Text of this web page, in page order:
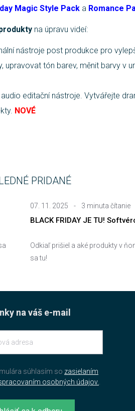
Magic Style Pack a Romance
na úpravu videí:
nástroje post produkce pro
tón barev, měnit barvy v
editační nástroje. Vytvářejte
NOVÉ
PRIDANÉ
07. 11. 2025 - 3 minuta čítanie
BLACK FRIDAY JE TU!
Odkiaľ prišiel a aké produkty v
sa tu!
na váš e-mail
súhlasím so zasielaním
osobných údajov.